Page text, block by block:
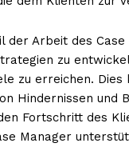
der Arbeit des Case
zu
zu erreichen. Dies
Hindernissen und
Fortschritt des
Manager